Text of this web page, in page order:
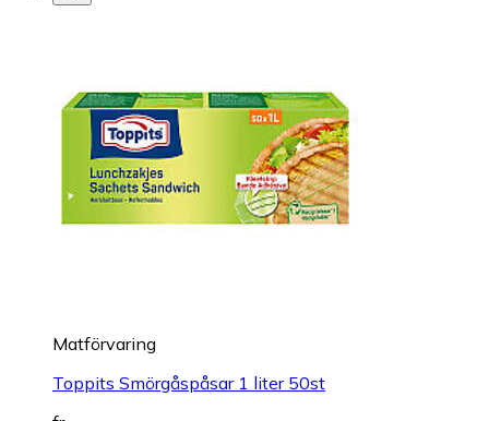
Matförvaring
Toppits Smörgåspåsar 1 liter 50st